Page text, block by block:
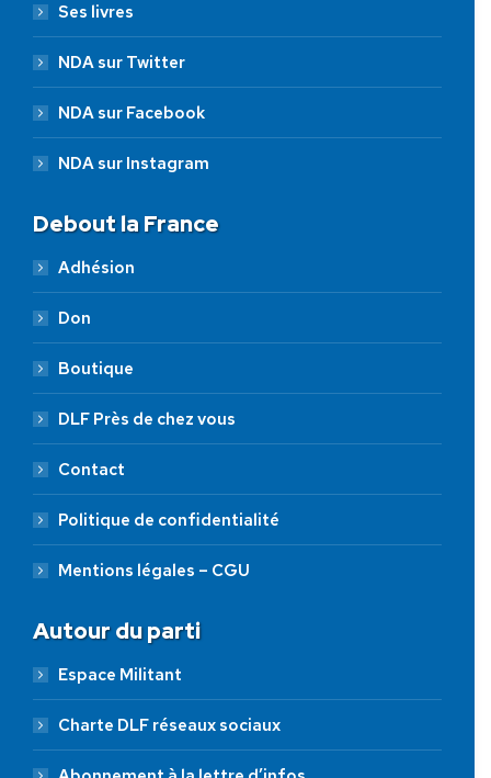
Ses livres
NDA sur Twitter
NDA sur Facebook
NDA sur Instagram
Debout la France
Adhésion
Don
Boutique
DLF Près de chez vous
Contact
Politique de confidentialité
Mentions légales – CGU
Autour du parti
Espace Militant
Charte DLF réseaux sociaux